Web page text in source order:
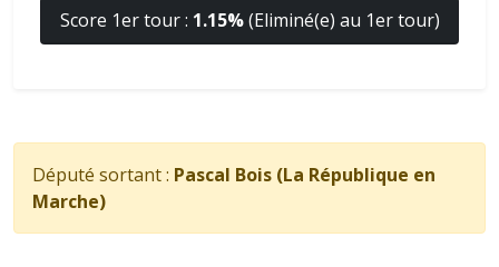
Score 1er tour : 1.15%(Eliminé(e) au 1er tour)
Député sortant : Pascal Bois (La République en
Marche)